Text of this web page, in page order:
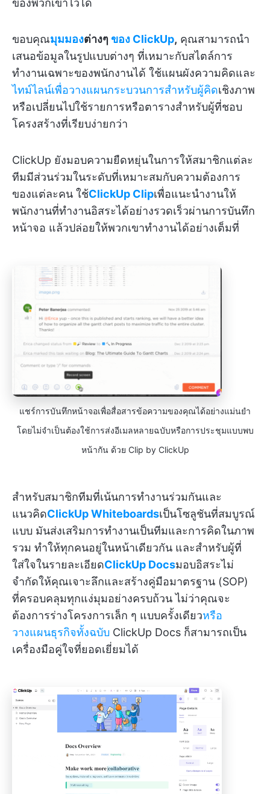
ของพวกเขาไว้ได้
ขอบคุณมุมมองต่างๆ ของ ClickUp, คุณสามารถนำ
เสนอข้อมูลในรูปแบบต่างๆ ที่เหมาะกับสไตล์การ
ทำงานเฉพาะของพนักงานได้ ใช้แผนผังความคิดและ
ไทม์ไลน์เพื่อวางแผนกระบวนการสำหรับผู้คิดเชิงภาพ
หรือเปลี่ยนไปใช้รายการหรือตารางสำหรับผู้ที่ชอบ
โครงสร้างที่เรียบง่ายกว่า
ClickUp ยังมอบความยืดหยุ่นในการให้สมาชิกแต่ละ
ทีมมีส่วนร่วมในระดับที่เหมาะสมกับความต้องการ
ของแต่ละคน ใช้ClickUp Clipเพื่อแนะนำงานให้
พนักงานที่ทำงานอิสระได้อย่างรวดเร็วผ่านการบันทึก
หน้าจอ แล้วปล่อยให้พวกเขาทำงานได้อย่างเต็มที่
แชร์การบันทึกหน้าจอเพื่อสื่อสารข้อความของคุณได้อย่างแม่นยำ
โดยไม่จำเป็นต้องใช้การส่งอีเมลหลายฉบับหรือการประชุมแบบพบ
หน้ากัน ด้วย Clip by ClickUp
สำหรับสมาชิกทีมที่เน้นการทำงานร่วมกันและ
แนวคิดClickUp Whiteboardsเป็นโซลูชันที่สมบูรณ์
แบบ มันส่งเสริมการทำงานเป็นทีมและการคิดในภาพ
รวม ทำให้ทุกคนอยู่ในหน้าเดียวกัน และสำหรับผู้ที่
ใส่ใจในรายละเอียดClickUp Docsมอบอิสระไม่
จำกัดให้คุณเจาะลึกและสร้างคู่มือมาตรฐาน (SOP)
ที่ครอบคลุมทุกแง่มุมอย่างครบถ้วน ไม่ว่าคุณจะ
ต้องการร่างโครงการเล็ก ๆ แบบครั้งเดียวหรือ
วางแผนธุรกิจทั้งฉบับ ClickUp Docs ก็สามารถเป็น
เครื่องมือคู่ใจที่ยอดเยี่ยมได้